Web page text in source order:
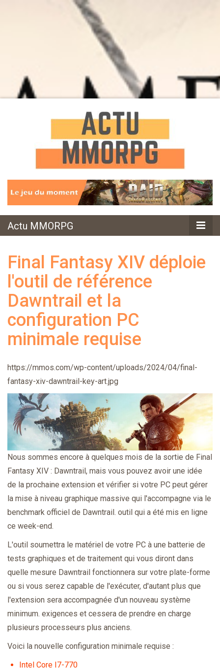
Actu
MMORPG
Actu MMORPG
Final Fantasy XIV déploie
l'outil de référence
Dawntrail et la
configuration PC
minimale requise
https://mmos.com/wp-content/uploads/2024/04/final-
fantasy-xiv-dawntrail-key-art.jpg
Nous sommes encore à quelques mois de la sortie de Final
Fantasy XIV : Dawntrail, mais vous pouvez avoir une idée
de la prochaine extension et vérifier si votre PC peut gérer
la mise à niveau graphique massive qui l'accompagne via le
benchmark officiel de Dawntrail. outil qui a été mis en ligne
ce week-end.
L'outil soumettra le matériel de votre PC à une batterie de
tests graphiques et de traitement qui vous diront dans
quelle mesure Dawntrail fonctionnera sur votre plate-forme
ou si vous serez capable de l'exécuter, d'autant plus que
l'extension sera accompagnée d'un nouveau système
minimum. exigences et cessera de prendre en charge
plusieurs processeurs plus anciens.
Voici la nouvelle configuration minimale requise :
Intel Core I7-770